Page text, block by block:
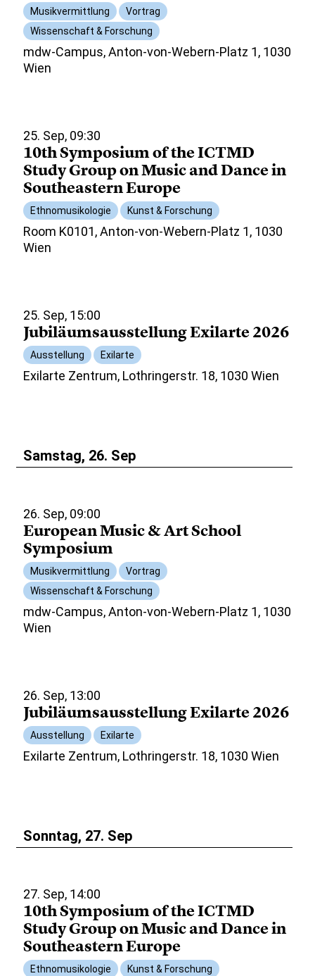
Musikvermittlung
Vortrag
Wissenschaft & Forschung
mdw-Campus, Anton-von-Webern-Platz 1, 1030
Wien
25. Sep, 09:30
10th Symposium of the ICTMD
Study Group on Music and Dance in
Southeastern Europe
Ethnomusikologie Kunst & Forschung
Room K0101, Anton-von-Webern-Platz 1, 1030
Wien
25. Sep, 15:00
Jubiläumsausstellung Exilarte 2026
Ausstellung Exilarte
Exilarte Zentrum, Lothringerstr. 18, 1030 Wien
Samstag, 26. Sep
26. Sep, 09:00
European Music & Art School
Symposium
Musikvermittlung
Vortrag
Wissenschaft & Forschung
mdw-Campus, Anton-von-Webern-Platz 1, 1030
Wien
26. Sep, 13:00
Jubiläumsausstellung Exilarte 2026
Ausstellung Exilarte
Exilarte Zentrum, Lothringerstr. 18, 1030 Wien
Sonntag, 27. Sep
27. Sep, 14:00
10th Symposium of the ICTMD
Study Group on Music and Dance in
Southeastern Europe
Ethnomusikologie Kunst & Forschung